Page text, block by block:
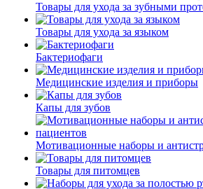
Товары для ухода за зубными
Товары для ухода за языком
Бактериофаги
Медицинские изделия и приборы
Капы для зубов
Мотивационные наборы и
Товары для питомцев